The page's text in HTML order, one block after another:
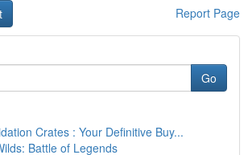
Report Page
Go
Crates : Your Definitive Buy...
Battle of Legends